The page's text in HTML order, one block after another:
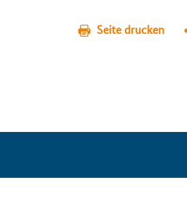
Seite drucken